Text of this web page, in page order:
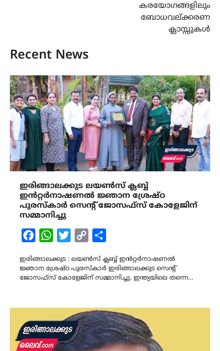
കരയോഗങ്ങളിലും
ബോധവല്ക്കരണ
ക്ലാസ്സുകൾ
Recent News
ഇരിങ്ങാലക്കുട ലയൺസ് ക്ലബ്ബ്
ഇൻറ്റർനാഷണൽ ജ്ഞാന ശ്രേഷ്ഠ
പുരസ്കാർ സെൻ്റ് ജോസഫ്സ് കോളേജിന്
സമ്മാനിച്ചു
FacebookWhatsAppTwitterCopy
ഇരിങ്ങാലക്കുട : ലയൺസ് ക്ലബ്ബ് ഇൻറ്റർനാഷണൽ
ജ്ഞാന ശ്രേഷ്ഠ പുരസ്കാർ ഇരിങ്ങാലക്കുട സെൻ്റ്
ജോസഫ്സ് കോളേജിന് സമ്മാനിച്ചു. ഇന്ത്യയിലെ തന്നെ…